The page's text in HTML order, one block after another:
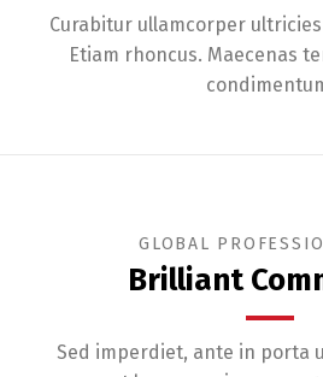
Curabitur ullamcorper
Etiam rhoncus. Maecenas
GLOBAL
Brilliant
Sed imperdiet, ante in porta